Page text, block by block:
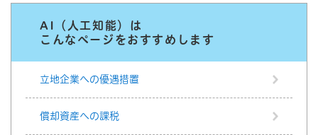
AI（人工知能）は
こんなページをおすすめします
立地企業への優遇措置
償却資産への課税